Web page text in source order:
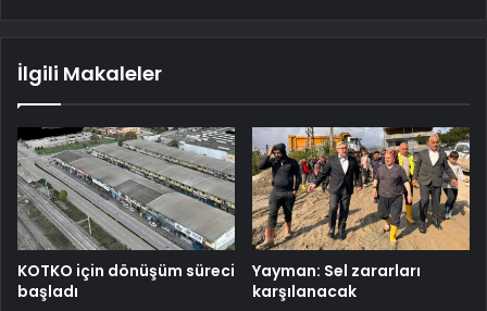
İlgili Makaleler
KOTKO için dönüşüm süreci
başladı
Yayman: Sel zararları
karşılanacak